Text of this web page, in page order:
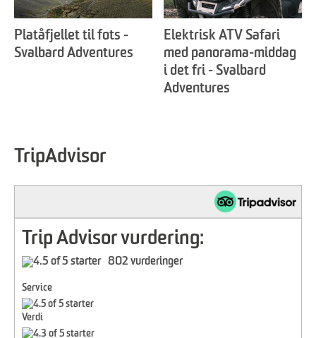
Platåfjellet til fots -
Svalbard Adventures
Elektrisk ATV Safari
med panorama-middag
i det fri - Svalbard
Adventures
TripAdvisor
Trip Advisor vurdering:
802 vurderinger
Service
Verdi